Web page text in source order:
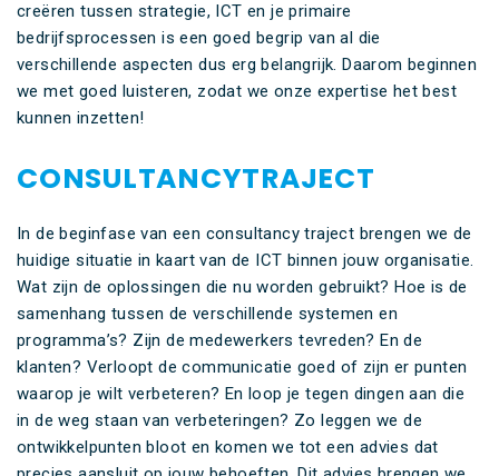
creëren tussen strategie, ICT en je primaire
bedrijfsprocessen is een goed begrip van al die
verschillende aspecten dus erg belangrijk. Daarom beginnen
we met goed luisteren, zodat we onze expertise het best
kunnen inzetten!
CONSULTANCYTRAJECT
In de beginfase van een consultancy traject brengen we de
huidige situatie in kaart van de ICT binnen jouw organisatie.
Wat zijn de oplossingen die nu worden gebruikt? Hoe is de
samenhang tussen de verschillende systemen en
programma’s? Zijn de medewerkers tevreden? En de
klanten? Verloopt de communicatie goed of zijn er punten
waarop je wilt verbeteren? En loop je tegen dingen aan die
in de weg staan van verbeteringen? Zo leggen we de
ontwikkelpunten bloot en komen we tot een advies dat